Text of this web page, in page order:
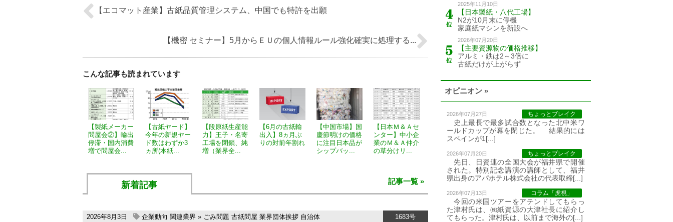
【エコマット産業】古紙品質管理システム、中国でも特許を出願
【機密 セミナー】5月からＥＵの個人情報ルール強化確実に処理する...
こんな記事も読まれています
【製紙メーカー
問屋会②】輸出
停滞・国内消費
増で問屋会...
【古紙ヤード】
今年の新規ヤー
ド数はわずか3
ヵ所(本紙...
【段原紙生産能
力】王子・名寄
工場を閉鎖、純
増（業界全...
【6月の古紙輸
出入】8ヵ月ぶ
りの対前年割れ
【中国市場】国
慶節明けの価格
に注目日本品が
シップバッ...
【日本Ｍ＆Ａセ
ンター】中小企
業のＭ＆Ａ仲介
の草分けリ...
新着記事 記事一覧 »
2026年8月3日 企業動向 関連業界 » ごみ問題 古紙問屋 業界団体挨拶 自治体 1683号
2025年11月10日
【日本製紙・八代工場】
N2が10月末に停機
家庭紙マシンを新設へ
2026年07月20日
【主要資源物の価格推移】
アルミ・鉄は2～3倍に
古紙だけが上がらず
オピニオン »
2026年07月27日 ちょっとブレイク
史上最長で最多試合数となった北中米ワ
ールドカップが幕を閉じた。 結果的には
スペインが1[...]
2026年07月20日 ちょっとブレイク
先日、日資連の全国大会が福井県で開催
された。特別記念講演の講師として、福井
県出身のアパホテル株式会社の代表取締[...]
2026年07月13日 コラム「虎視」
今回の米国ツアーをアテンドしてもらっ
た津村氏は、㈱紙資源の大津社長に紹介し
てもらった。津村氏は、以前まで海外の[...]